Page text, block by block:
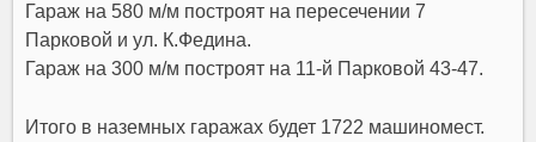
Гараж на 580 м/м построят на пересечении 7
Парковой и ул. К.Федина.
Гараж на 300 м/м построят на 11-й Парковой 43-47.
Итого в наземных гаражах будет 1722 машиномест.